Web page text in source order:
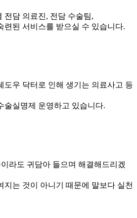
전담 의료진, 전담 수술팀,
련된 서비스를 받으실 수 있습니다.
도우 닥터로 인해 생기는 의료사고 등
술실명제 운영하고 있습니다.
라도 귀담아 들으며 해결해드리겠
지는 것이 아니기 때문에 말보다 실천